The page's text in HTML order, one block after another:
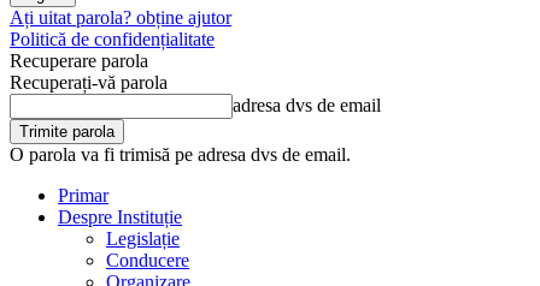
Ați uitat parola? obține ajutor
Politică de confidențialitate
Recuperare parola
Recuperați-vă parola
adresa dvs de email
O parola va fi trimisă pe adresa dvs de email.
Primar
Despre Instituție
Legislație
Conducere
Organizare